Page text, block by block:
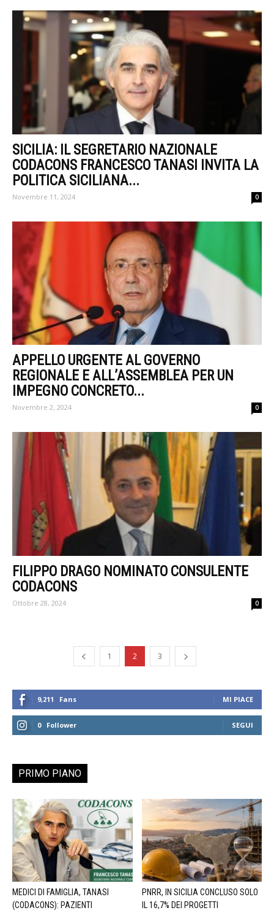
SICILIA: IL SEGRETARIO NAZIONALE
CODACONS FRANCESCO TANASI INVITA LA
POLITICA SICILIANA...
Novembre 11, 2024 0
APPELLO URGENTE AL GOVERNO
REGIONALE E ALL’ASSEMBLEA PER UN
IMPEGNO CONCRETO...
Novembre 2, 2024 0
FILIPPO DRAGO NOMINATO CONSULENTE
CODACONS
Ottobre 28, 2024 0
1 2 3
9,211 Fans MI PIACE
0 Follower SEGUI
PRIMO PIANO
MEDICI DI FAMIGLIA, TANASI
(CODACONS): PAZIENTI
PNRR, IN SICILIA CONCLUSO SOLO
IL 16,7% DEI PROGETTI